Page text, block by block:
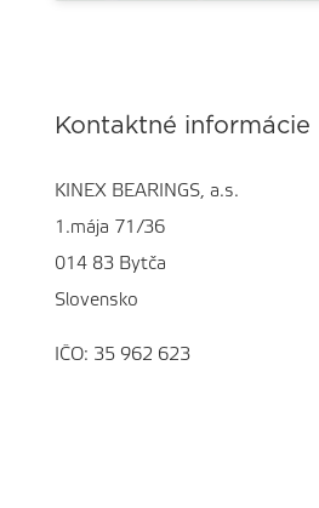
Kontaktné informácie
KINEX BEARINGS, a.s.
1.mája 71/36
014 83 Bytča
Slovensko
IČO: 35 962 623